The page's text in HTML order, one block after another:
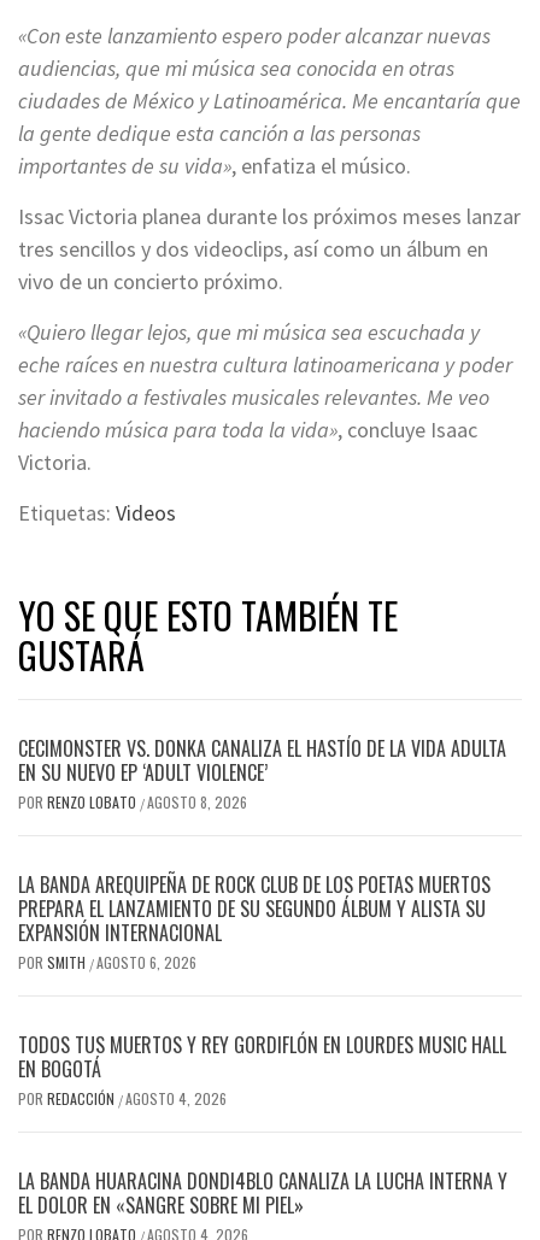
«Con este lanzamiento espero poder alcanzar nuevas
audiencias, que mi música sea conocida en otras
ciudades de México y Latinoamérica. Me encantaría que
la gente dedique esta canción a las personas
importantes de su vida», enfatiza el músico.
Issac Victoria planea durante los próximos meses lanzar
tres sencillos y dos videoclips, así como un álbum en
vivo de un concierto próximo.
«Quiero llegar lejos, que mi música sea escuchada y
eche raíces en nuestra cultura latinoamericana y poder
ser invitado a festivales musicales relevantes. Me veo
haciendo música para toda la vida», concluye Isaac
Victoria.
Etiquetas: Videos
YO SE QUE ESTO TAMBIÉN TE
GUSTARÁ
CECIMONSTER VS. DONKA CANALIZA EL HASTÍO DE LA VIDA ADULTA
EN SU NUEVO EP ‘ADULT VIOLENCE’
POR RENZO LOBATO /AGOSTO 8, 2026
LA BANDA AREQUIPEÑA DE ROCK CLUB DE LOS POETAS MUERTOS
PREPARA EL LANZAMIENTO DE SU SEGUNDO ÁLBUM Y ALISTA SU
EXPANSIÓN INTERNACIONAL
POR SMITH /AGOSTO 6, 2026
TODOS TUS MUERTOS Y REY GORDIFLÓN EN LOURDES MUSIC HALL
EN BOGOTÁ
POR REDACCIÓN /AGOSTO 4, 2026
LA BANDA HUARACINA DONDI4BLO CANALIZA LA LUCHA INTERNA Y
EL DOLOR EN «SANGRE SOBRE MI PIEL»
POR RENZO LOBATO /AGOSTO 4, 2026